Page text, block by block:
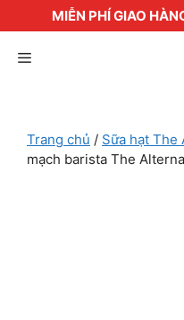
MIỄN PHÍ GIAO
đến Menu
Trang chủ / Sữa hạt The
mạch barista The